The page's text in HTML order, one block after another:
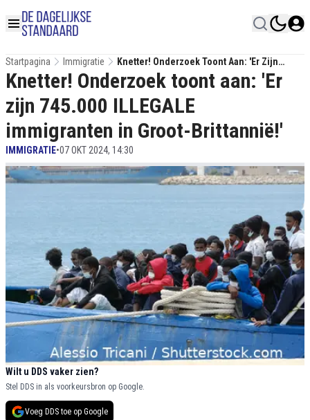
Startpagina Immigratie
Knetter! Onderzoek Toont Aan: 'Er Zijn
745.000 ILLEGALE Immigranten In Groot-
Brittannië!'
Knetter! Onderzoek toont aan: 'Er
zijn 745.000 ILLEGALE
immigranten in Groot-Brittannië!'
IMMIGRATIE•07 OKT 2024, 14:30
Wilt u DDS vaker zien?
Stel DDS in als voorkeursbron op Google.
Voeg DDS toe op Google